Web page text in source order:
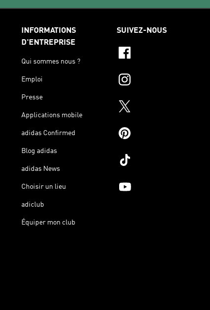
INFORMATIONS
D'ENTREPRISE
Qui sommes nous ?
Emploi
Presse
Applications mobile
adidas Confirmed
Blog adidas
adidas News
Choisir un lieu
adiclub
Équiper mon club
SUIVEZ-NOUS